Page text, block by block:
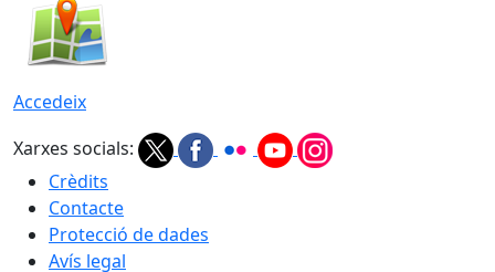
Accedeix
Xarxes socials:
Crèdits
Contacte
Protecció de dades
Avís legal